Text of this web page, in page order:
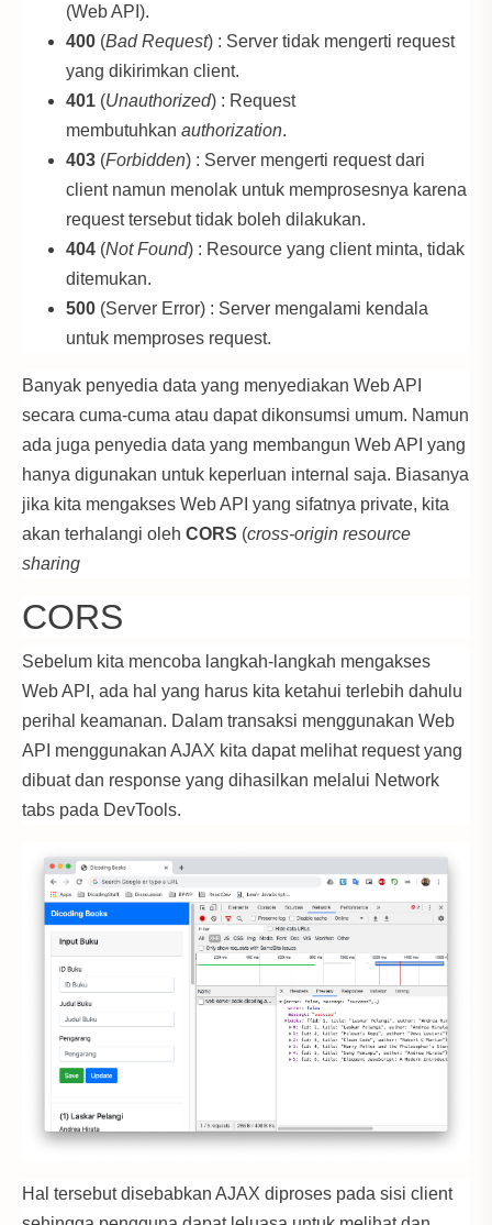
(Web API).
400 (Bad Request) : Server tidak mengerti request
yang dikirimkan client.
401 (Unauthorized) : Request
membutuhkan authorization.
403 (Forbidden) : Server mengerti request dari
client namun menolak untuk memprosesnya karena
request tersebut tidak boleh dilakukan.
404 (Not Found) : Resource yang client minta, tidak
ditemukan.
500 (Server Error) : Server mengalami kendala
untuk memproses request.
Banyak penyedia data yang menyediakan Web API
secara cuma-cuma atau dapat dikonsumsi umum. Namun
ada juga penyedia data yang membangun Web API yang
hanya digunakan untuk keperluan internal saja. Biasanya
jika kita mengakses Web API yang sifatnya private, kita
akan terhalangi oleh CORS (cross-origin resource
sharing
CORS
Sebelum kita mencoba langkah-langkah mengakses
Web API, ada hal yang harus kita ketahui terlebih dahulu
perihal keamanan. Dalam transaksi menggunakan Web
API menggunakan AJAX kita dapat melihat request yang
dibuat dan response yang dihasilkan melalui Network
tabs pada DevTools.
Hal tersebut disebabkan AJAX diproses pada sisi client